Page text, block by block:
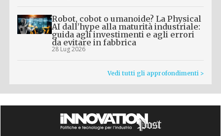
Robot, cobot o umanoide? La Physical
AI dall’hype alla maturità industriale:
guida agli investimenti e agli errori
da evitare in fabbrica
28 Lug 2026
Vedi tutti gli approfondimenti >